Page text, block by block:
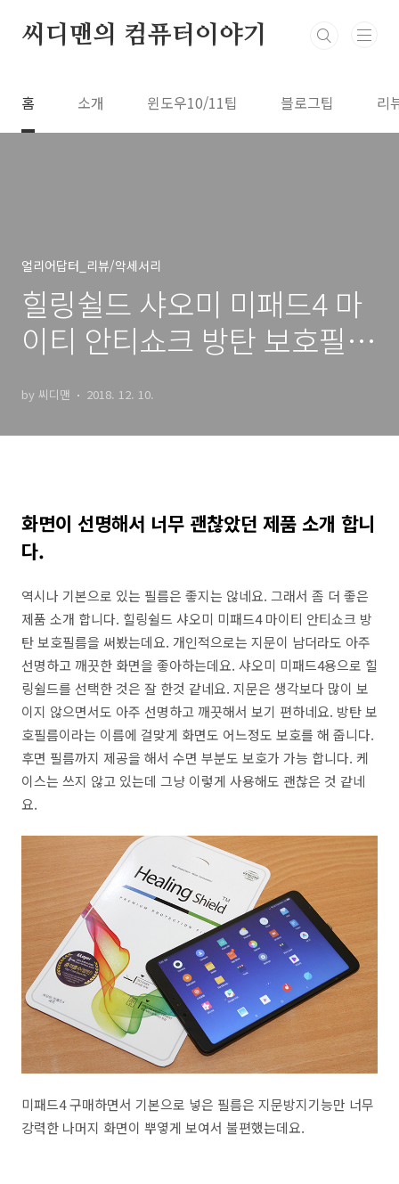
씨디맨의 컴퓨터이야기
홈 소개 윈도우10/11팁 블로그팁 리
얼리어답터_리뷰/악세서리
힐링쉴드 샤오미 미패드4 마
이티 안티쇼크 방탄 보호필름
by 씨디맨 2018. 12. 10.
화면이 선명해서 너무 괜찮았던 제품 소개 합니
다.
역시나 기본으로 있는 필름은 좋지는 않네요. 그래서 좀 더 좋은
제품 소개 합니다. 힐링쉴드 샤오미 미패드4 마이티 안티쇼크 방
탄 보호필름을 써봤는데요. 개인적으로는 지문이 남더라도 아주
선명하고 깨끗한 화면을 좋아하는데요. 샤오미 미패드4용으로 힐
링쉴드를 선택한 것은 잘 한것 같네요. 지문은 생각보다 많이 보
이지 않으면서도 아주 선명하고 깨끗해서 보기 편하네요. 방탄 보
호필름이라는 이름에 걸맞게 화면도 어느정도 보호를 해 줍니다.
후면 필름까지 제공을 해서 수면 부분도 보호가 가능 합니다. 케
이스는 쓰지 않고 있는데 그냥 이렇게 사용해도 괜찮은 것 같네
요.
미패드4 구매하면서 기본으로 넣은 필름은 지문방지기능만 너무
강력한 나머지 화면이 뿌옇게 보여서 불편했는데요.